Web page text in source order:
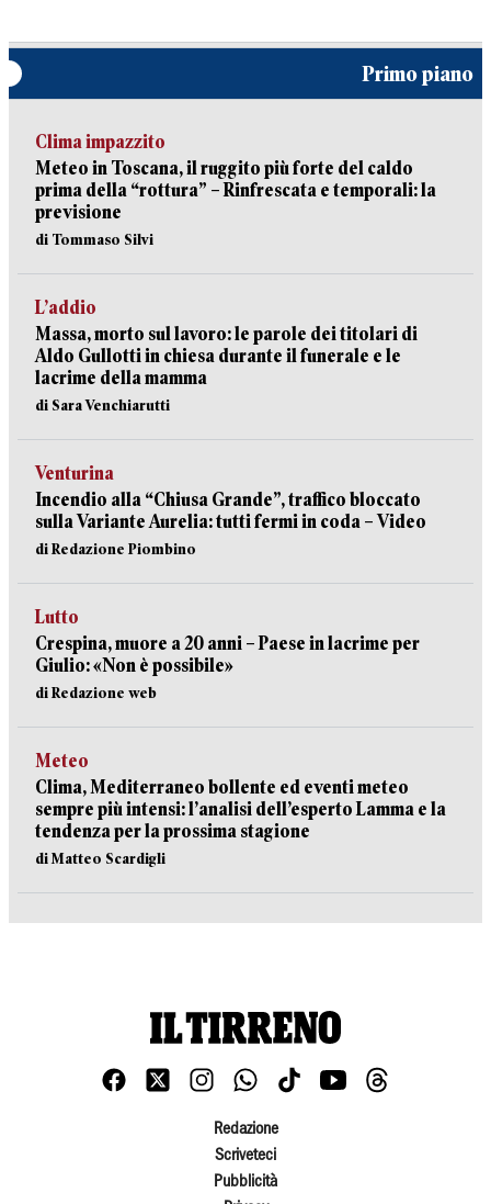
Primo piano
Clima impazzito
Meteo in Toscana, il ruggito più forte del caldo
prima della “rottura” – Rinfrescata e temporali: la
previsione
di Tommaso Silvi
L’addio
Massa, morto sul lavoro: le parole dei titolari di
Aldo Gullotti in chiesa durante il funerale e le
lacrime della mamma
di Sara Venchiarutti
Venturina
Incendio alla “Chiusa Grande”, traffico bloccato
sulla Variante Aurelia: tutti fermi in coda – Video
di Redazione Piombino
Lutto
Crespina, muore a 20 anni – Paese in lacrime per
Giulio: «Non è possibile»
di Redazione web
Meteo
Clima, Mediterraneo bollente ed eventi meteo
sempre più intensi: l’analisi dell’esperto Lamma e la
tendenza per la prossima stagione
di Matteo Scardigli
Redazione
Scriveteci
Pubblicità